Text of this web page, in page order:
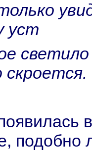
уст
скроется.
подобно